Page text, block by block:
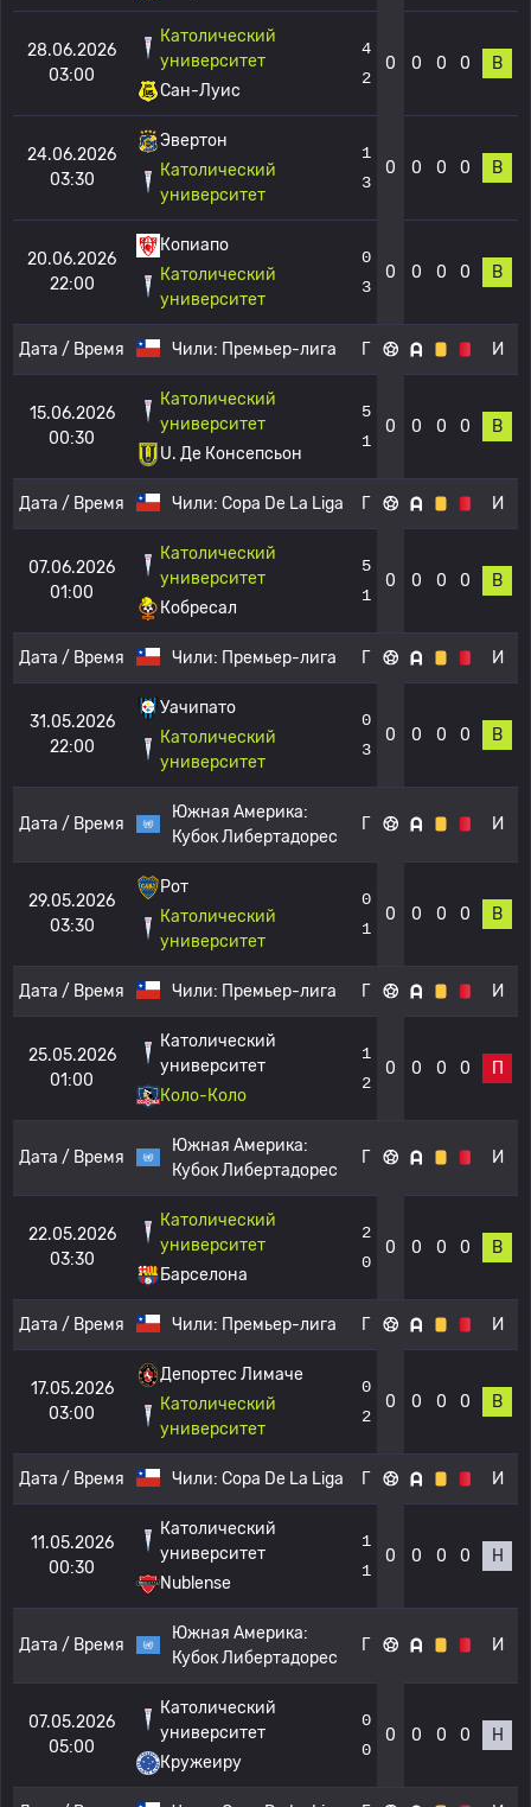
28.06.2026
03:00
Католический
университет
Сан-Луис
4
2
0 0 0 0 В
24.06.2026
03:30
Эвертон
Католический
университет
1
3
0 0 0 0 В
20.06.2026
22:00
Копиапо
Католический
университет
0
3
0 0 0 0 В
Дата / Время Чили: Премьер-лига Г И
15.06.2026
00:30
Католический
университет
U. Де Консепсьон
5
1
0 0 0 0 В
Дата / Время Чили: Copa De La Liga Г И
07.06.2026
01:00
Католический
университет
Кобресал
5
1
0 0 0 0 В
Дата / Время Чили: Премьер-лига Г И
31.05.2026
22:00
Уачипато
Католический
университет
0
3
0 0 0 0 В
Дата / Время
Южная Америка:
Кубок Либертадорес
Г И
29.05.2026
03:30
Рот
Католический
университет
0
1
0 0 0 0 В
Дата / Время Чили: Премьер-лига Г И
25.05.2026
01:00
Католический
университет
Коло-Коло
1
2
0 0 0 0 П
Дата / Время
Южная Америка:
Кубок Либертадорес
Г И
22.05.2026
03:30
Католический
университет
Барселона
2
0
0 0 0 0 В
Дата / Время Чили: Премьер-лига Г И
17.05.2026
03:00
Депортес Лимаче
Католический
университет
0
2
0 0 0 0 В
Дата / Время Чили: Copa De La Liga Г И
11.05.2026
00:30
Католический
университет
Nublense
1
1
0 0 0 0 Н
Дата / Время
Южная Америка:
Кубок Либертадорес
Г И
07.05.2026
05:00
Католический
университет
Кружеиру
0
0
0 0 0 0 Н